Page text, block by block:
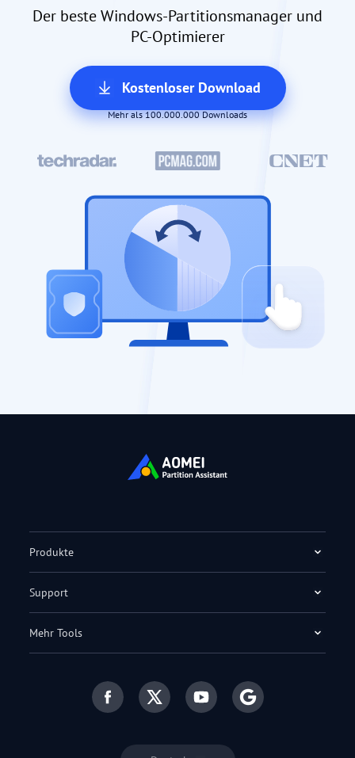
Der beste Windows-Partitionsmanager und
PC-Optimierer
Kostenloser Download
Mehr als 100.000.000 Downloads
Produkte
Support
Mehr Tools